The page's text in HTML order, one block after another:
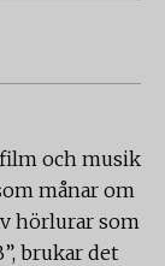
och musik
månar om
hörlurar som
brukar det